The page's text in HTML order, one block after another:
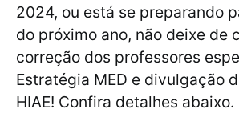
2024, ou está se preparando
do próximo ano, não deixe de
correção dos professores
Estratégia MED e divulgação
HIAE! Confira detalhes abaixo.